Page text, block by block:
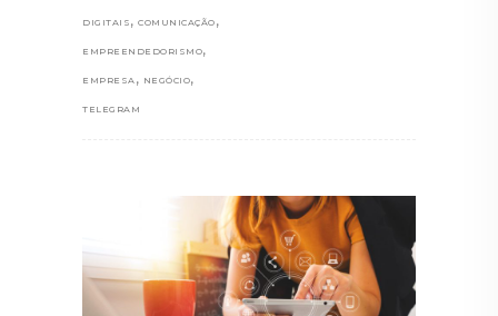
DIGITAIS , COMUNICAÇÃO ,
EMPREENDEDORISMO,
EMPRESA , NEGÓCIO,
TELEGRAM